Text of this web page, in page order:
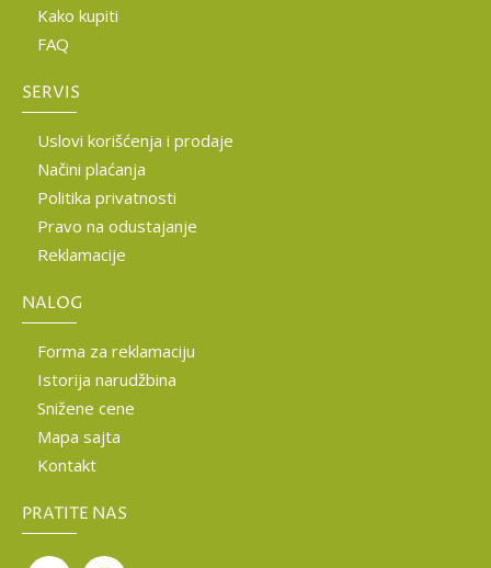
Kako kupiti
FAQ
SERVIS
Uslovi korišćenja i prodaje
Načini plaćanja
Politika privatnosti
Pravo na odustajanje
Reklamacije
NALOG
Forma za reklamaciju
Istorija narudžbina
Snižene cene
Mapa sajta
Kontakt
PRATITE NAS